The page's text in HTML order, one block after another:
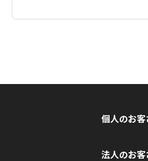
個人のお客
法人のお客